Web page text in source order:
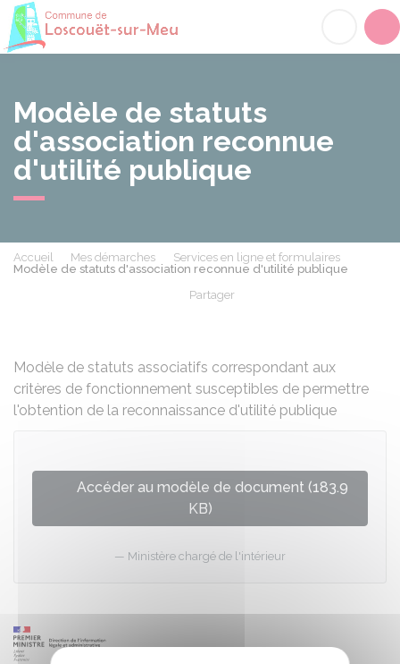
Modèle de statuts
d'association reconnue
d'utilité publique
Accueil Mes démarches
Services en ligne et formulaires
Modèle de statuts d'association reconnue d'utilité publique
Partager
Modèle de statuts associatifs correspondant aux
critères de fonctionnement susceptibles de permettre
l'obtention de la reconnaissance d'utilité publique
Accéder au modèle de document (183.9
KB)
Ministère chargé de l'intérieur